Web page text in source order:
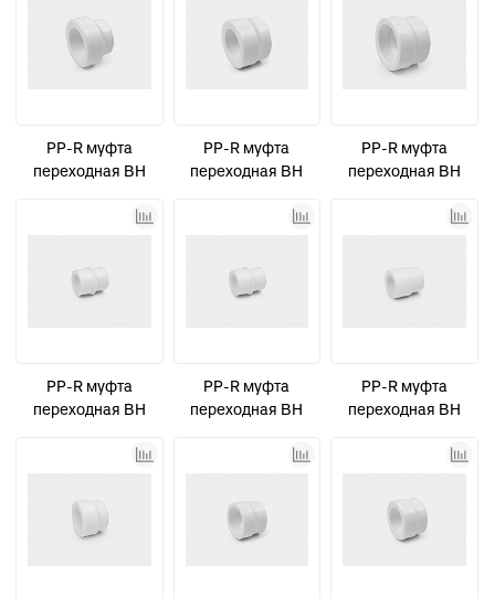
PP-R муфта
переходная ВН
PP-R муфта
переходная ВН
PP-R муфта
переходная ВН
PP-R муфта
переходная ВН
PP-R муфта
переходная ВН
PP-R муфта
переходная ВН